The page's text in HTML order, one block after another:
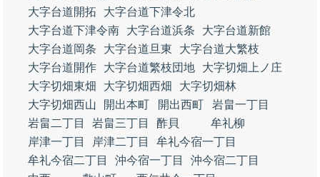
大字台道開拓
大字台道下津令北
大字台道下津令南
大字台道浜条
大字台道新館
大字台道岡条
大字台道旦東
大字台道大繁枝
大字台道開作
大字台道繁枝団地
大字切畑上ノ庄
大字切畑東畑
大字切畑西畑
大字切畑林
大字切畑西山
開出本町 開出西町
岩畠一丁目
岩畠二丁目
岩畠三丁目 酢貝
牟礼柳
岸津一丁目
岸津二丁目
牟礼今宿一丁目
牟礼今宿二丁目
沖今宿一丁目
沖今宿二丁目